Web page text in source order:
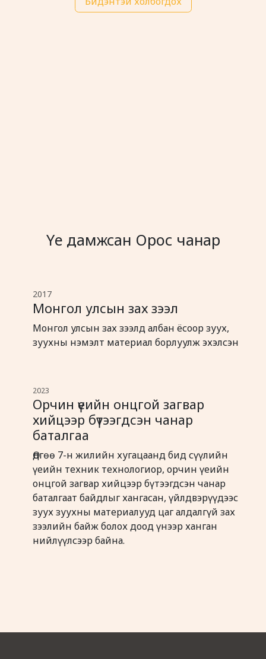
Үе дамжсан Орос чанар
2017
Монгол улсын зах зээл
Монгол улсын зах зээлд албан ёсоор зуух,
зуухны нэмэлт материал борлуулж эхэлсэн
2023
Орчин үеийн онцгой загвар
хийцээр бүтээгдсэн чанар
баталгаа
Өдгөө 7-н жилийн хугацаанд бид сүүлийн
үеийн техник технологиор, орчин үеийн
онцгой загвар хийцээр бүтээгдсэн чанар
баталгаат байдлыг хангасан, үйлдвэрүүдээс
зуух зуухны материалууд цаг алдалгүй зах
зээлийн байж болох доод үнээр ханган
нийлүүлсээр байна.